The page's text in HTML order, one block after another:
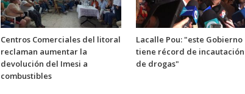
Centros Comerciales del litoral
reclaman aumentar la
devolución del Imesi a
combustibles
Lacalle Pou: "este Gobierno
tiene récord de incautación
de drogas"